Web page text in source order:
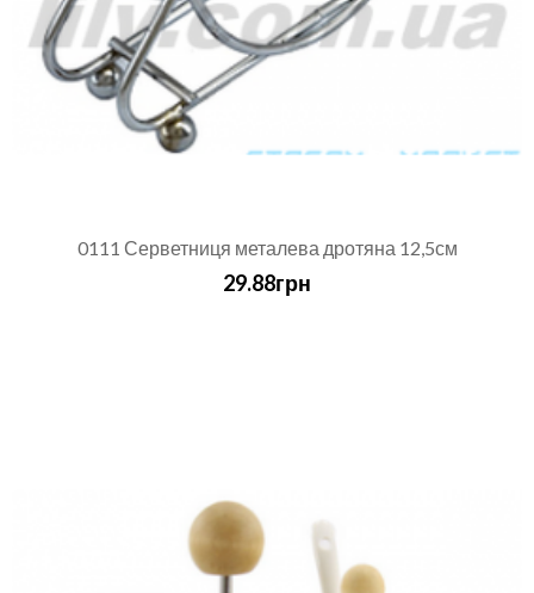
0111 Серветниця металева дротяна 12,5см
29.88грн